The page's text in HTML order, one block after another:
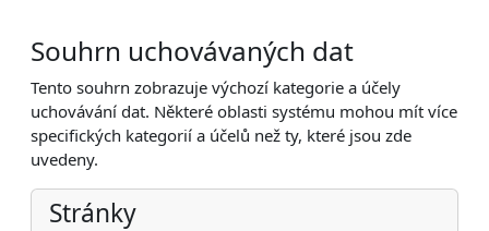
Souhrn uchovávaných dat
Tento souhrn zobrazuje výchozí kategorie a účely
uchovávání dat. Některé oblasti systému mohou mít více
specifických kategorií a účelů než ty, které jsou zde
uvedeny.
Stránky